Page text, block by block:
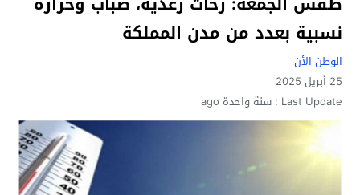
نسبية بعدد من مدن المملكة
الوطن الأن
25 أبريل 2025
Last Update : سنة واحدة ago